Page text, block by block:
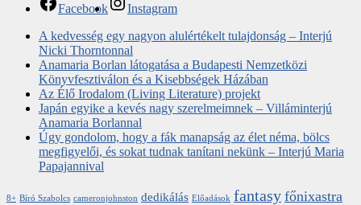
Facebook
Instagram
A kedvesség egy nagyon alulértékelt tulajdonság – Interjú
Nicki Thorntonnal
Anamaria Borlan látogatása a Budapesti Nemzetközi
Könyvfesztiválon és a Kisebbségek Házában
Az Élő Irodalom (Living Literature) projekt
Japán egyike a kevés nagy szerelmeimnek – Villáminterjú
Anamaria Borlannal
Úgy gondolom, hogy a fák manapság az élet néma, bölcs
megfigyelői, és sokat tudnak tanítani nekünk – Interjú Maria
Papajannival
8+ Bíró Szabolcs cameronjohnston dedikálás Előadások fantasy főnixastra